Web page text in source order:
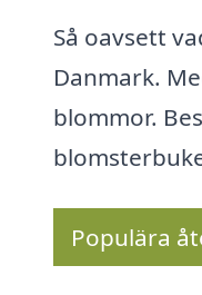
Så oavsett
Danmark.
blommor.
Populära